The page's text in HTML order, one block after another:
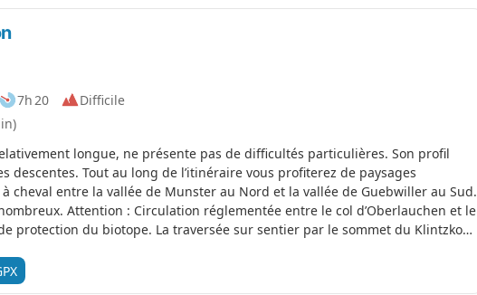
7h 20
Difficile
longue, ne présente pas de difficultés particulières. Son profil
descentes. Tout au long de l’itinéraire vous profiterez de paysages
cheval entre la vallée de Munster au Nord et la vallée de Guebwiller au Sud.
Attention : Circulation réglementée entre le col d’Oberlauchen et le
protection du biotope. La traversée sur sentier par le sommet du Klintzkopf
rectangle jaune pour les deux options.